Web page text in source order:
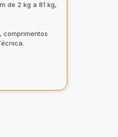
de 2 kg a 81 kg,
comprimentos